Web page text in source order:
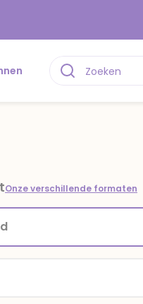
Onze verschillende formaten